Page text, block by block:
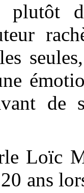
plutôt
de
Loïc
ans